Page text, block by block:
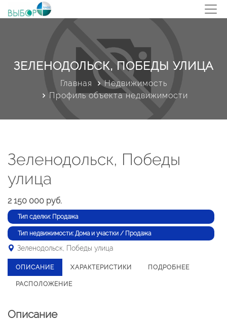
ЗЕЛЕНОДОЛЬСК, ПОБЕДЫ УЛИЦА
Главная
Недвижимость
Профиль объекта недвижимости
Зеленодольск, Победы
улица
2 150 000 руб.
Тип сделки: Продажа
Тип недвижимости: Дома и участки / Продажа
Зеленодольск, Победы улица
ОПИСАНИЕ ХАРАКТЕРИСТИКИ ПОДРОБНЕЕ
РАСПОЛОЖЕНИЕ
Описание